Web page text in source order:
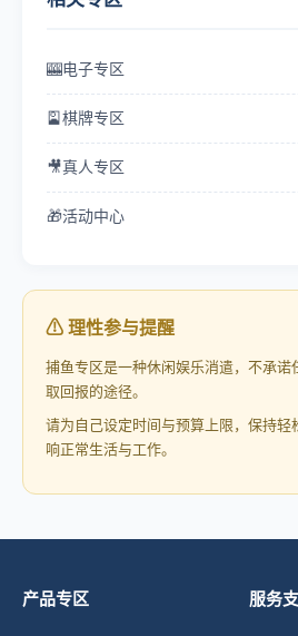
🎰电子专区
🎴棋牌专区
🎥真人专区
🎁活动中心
⚠ 理性参与提醒
捕鱼专区是一种休闲娱乐消遣，不承诺
取回报的途径。
请为自己设定时间与预算上限，保持轻
响正常生活与工作。
产品专区 服务